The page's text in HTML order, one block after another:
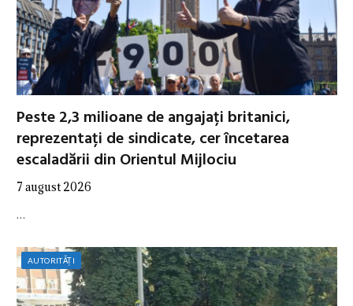
Peste 2,3 milioane de angajați britanici,
reprezentați de sindicate, cer încetarea
escaladării din Orientul Mijlociu
7 august 2026
…
AUTORITĂȚI